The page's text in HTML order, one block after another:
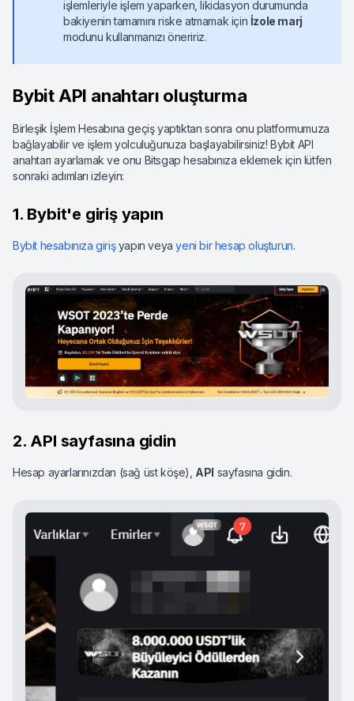
işlemleriyle işlem yaparken, likidasyon durumunda
bakiyenin tamamını riske atmamak için İzole marj
modunu kullanmanızı öneririz.
Bybit API anahtarı oluşturma
Birleşik İşlem Hesabına geçiş yaptıktan sonra onu platformumuza
bağlayabilir ve işlem yolculuğunuza başlayabilirsiniz! Bybit API
anahtarı ayarlamak ve onu Bitsgap hesabınıza eklemek için lütfen
sonraki adımları izleyin:
1. Bybit'e giriş yapın
Bybit hesabınıza girişyapın veyayeni bir hesap oluşturun.
2. API sayfasına gidin
Hesap ayarlarınızdan (sağ üst köşe), API sayfasına gidin.